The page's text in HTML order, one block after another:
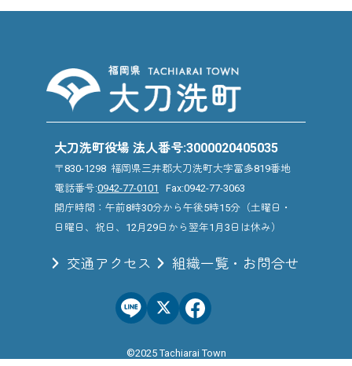
大刀洗町役場 法人番号:3000020405035
〒830-1298 福岡県三井郡大刀洗町大字冨多819番地
電話番号:0942-77-0101
Fax:0942-77-3063
開庁時間：午前8時30分から午後5時15分（土曜日・
日曜日、祝日、12月29日から翌年1月3日は休み）
交通アクセス 組織一覧・お問合せ
©2025 Tachiarai Town